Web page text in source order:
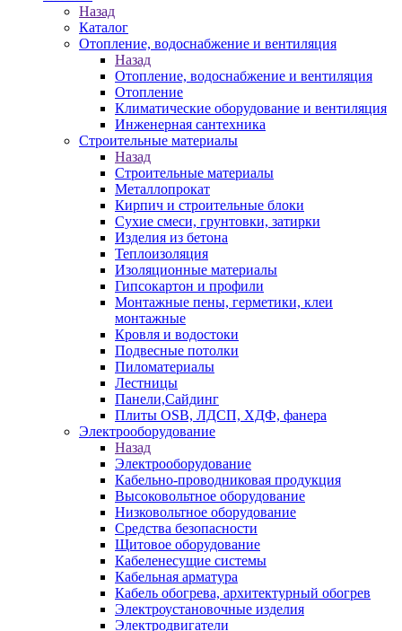
Назад
Каталог
Отопление, водоснабжение и вентиляция
Назад
Отопление, водоснабжение и вентиляция
Отопление
Климатические оборудование и вентиляция
Инженерная сантехника
Строительные материалы
Назад
Строительные материалы
Металлопрокат
Кирпич и строительные блоки
Сухие смеси, грунтовки, затирки
Изделия из бетона
Теплоизоляция
Изоляционные материалы
Гипсокартон и профили
Монтажные пены, герметики, клеи
монтажные
Кровля и водостоки
Подвесные потолки
Пиломатериалы
Лестницы
Панели,Сайдинг
Плиты OSB, ЛДСП, ХДФ, фанера
Электрооборудование
Назад
Электрооборудование
Кабельно-проводниковая продукция
Высоковольтное оборудование
Низковольтное оборудование
Средства безопасности
Щитовое оборудование
Кабеленесущие системы
Кабельная арматура
Кабель обогрева, архитектурный обогрев
Электроустановочные изделия
Электродвигатели